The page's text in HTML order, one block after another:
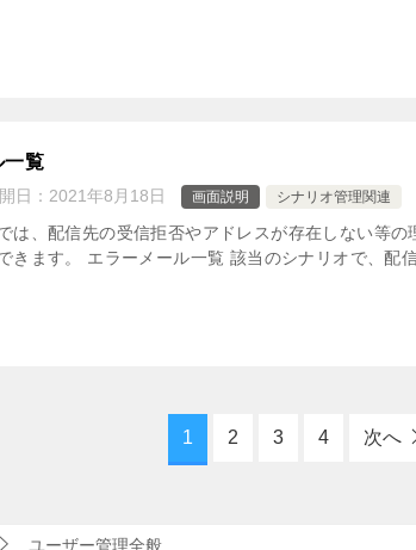
一覧
日： 2021年8月18日 画面説明 シナリオ管理関連
は、配信先の受信拒否やアドレスが存在しない等
きます。 エラーメール一覧 該当のシナリオで、
1 2 3 4 次へ
ユーザー管理全般